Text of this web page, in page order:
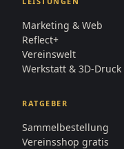
Marketing & Web
Reflect+
Vereinswelt
Werkstatt & 3D-Druck
RATGEBER
Sammelbestellung
Vereinsshop gratis